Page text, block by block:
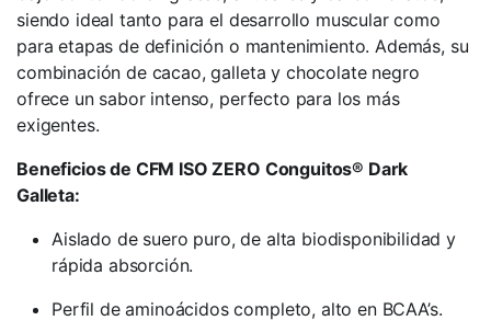
siendo ideal tanto para el desarrollo muscular como
para etapas de definición o mantenimiento. Además, su
combinación de cacao, galleta y chocolate negro
ofrece un sabor intenso, perfecto para los más
exigentes.
Beneficios de CFM ISO ZERO Conguitos® Dark
Galleta:
Aislado de suero puro, de alta biodisponibilidad y
rápida absorción.
Perfil de aminoácidos completo, alto en BCAA’s.